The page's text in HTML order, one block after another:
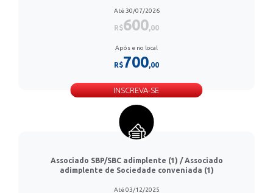
Até 30/07/2026
R$600,00
Após e no local
R$700,00
INSCREVA-SE
Associado SBP/SBC adimplente (1) / Associado
adimplente de Sociedade conveniada (1)
Até 03/12/2025